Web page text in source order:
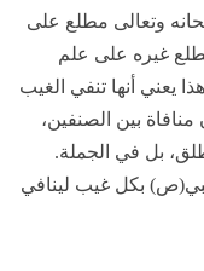
وتعالى مطلع على
غيره على علم
يعني أنها تنفي الغيب
بين الصنفين،
بل في الجملة.
بكل غيب لينافي